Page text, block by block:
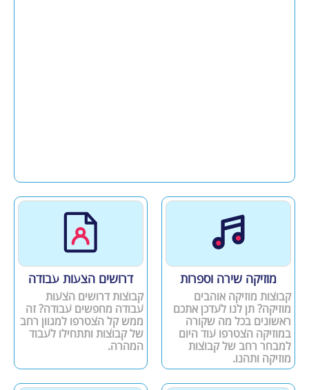
מוזיקה שירה וספרות
קבוצות מוזיקה אוהבים
מוזיקה? תן לנו לעדכן אתכם
ראשונים בכל מה שקורה
במוזיקה הצטרפו עוד היום
למבחר רחב של קבוצות
מוזיקה ותהנו.
דרושים הצעות עבודה
קבוצות דרושים הצעות
עבודה מחפשים עבודה? זה
ממש קל הצטרפו למגוון רחב
של קבוצות ותתחילו לעבוד
המהרה.